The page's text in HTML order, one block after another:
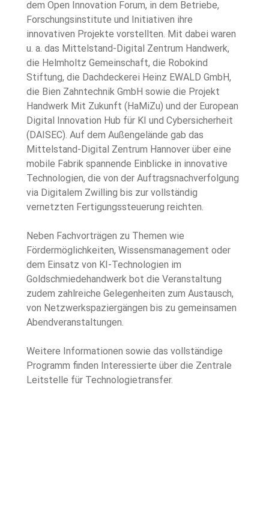
dem Open Innovation Forum, in dem Betriebe,
Forschungsinstitute und Initiativen ihre
innovativen Projekte vorstellten. Mit dabei waren
u. a. das Mittelstand-Digital Zentrum Handwerk,
die Helmholtz Gemeinschaft, die Robokind
Stiftung, die Dachdeckerei Heinz EWALD GmbH,
die Bien Zahntechnik GmbH sowie die Projekt
Handwerk Mit Zukunft (HaMiZu) und der European
Digital Innovation Hub für KI und Cybersicherheit
(DAISEC). Auf dem Außengelände gab das
Mittelstand-Digital Zentrum Hannover über eine
mobile Fabrik spannende Einblicke in innovative
Technologien, die von der Auftragsnachverfolgung
via Digitalem Zwilling bis zur vollständig
vernetzten Fertigungssteuerung reichten.
Neben Fachvorträgen zu Themen wie
Fördermöglichkeiten, Wissensmanagement oder
dem Einsatz von KI-Technologien im
Goldschmiedehandwerk bot die Veranstaltung
zudem zahlreiche Gelegenheiten zum Austausch,
von Netzwerkspaziergängen bis zu gemeinsamen
Abendveranstaltungen.
Weitere Informationen sowie das vollständige
Programm finden Interessierte über die Zentrale
Leitstelle für Technologietransfer.